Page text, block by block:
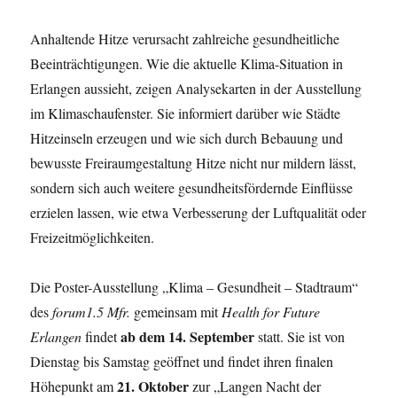
Anhaltende Hitze verursacht zahlreiche gesundheitliche
Beeinträchtigungen. Wie die aktuelle Klima-Situation in
Erlangen aussieht, zeigen Analysekarten in der Ausstellung
im Klimaschaufenster. Sie informiert darüber wie Städte
Hitzeinseln erzeugen und wie sich durch Bebauung und
bewusste Freiraumgestaltung Hitze nicht nur mildern lässt,
sondern sich auch weitere gesundheitsfördernde Einflüsse
erzielen lassen, wie etwa Verbesserung der Luftqualität oder
Freizeitmöglichkeiten.
Die Poster-Ausstellung „Klima – Gesundheit – Stadtraum“
desforum1.5 Mfr. gemeinsam mitHealth for Future
Erlangenfindetab dem 14. Septemberstatt. Sie ist von
Dienstag bis Samstag geöffnet und findet ihren finalen
Höhepunkt am21. Oktoberzur „Langen Nacht der